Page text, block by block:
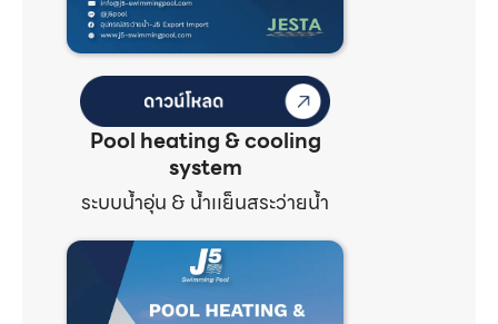
Pool heating & cooling
system
ระบบน้ำอุ่น & น้ำเเย็นสระว่ายน้ำ